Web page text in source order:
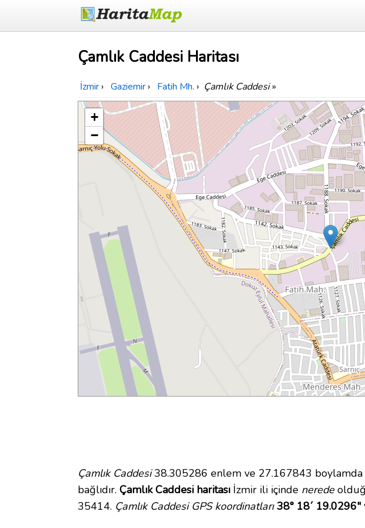
Çamlık Caddesi Haritası
İzmir › Gaziemir › Fatih Mh. › Çamlık Caddesi»
+
−
Çamlık Caddesi38.305286 enlem ve 27.167843 boylamda
bağlıdır. Çamlık Caddesi haritası İzmir ili içinde nerede
35414. Çamlık Caddesi GPS koordinatları 38° 18´ 19.0296"